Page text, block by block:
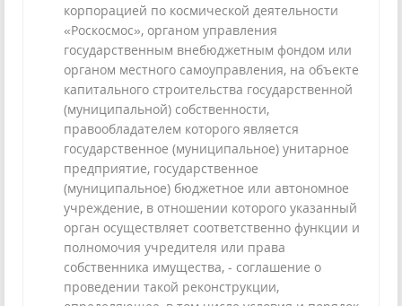
корпорацией по космической деятельности
«Роскосмос», органом управления
государственным внебюджетным фондом или
органом местного самоуправления, на объекте
капитального строительства государственной
(муниципальной) собственности,
правообладателем которого является
государственное (муниципальное) унитарное
предприятие, государственное
(муниципальное) бюджетное или автономное
учреждение, в отношении которого указанный
орган осуществляет соответственно функции и
полномочия учредителя или права
собственника имущества, - соглашение о
проведении такой реконструкции,